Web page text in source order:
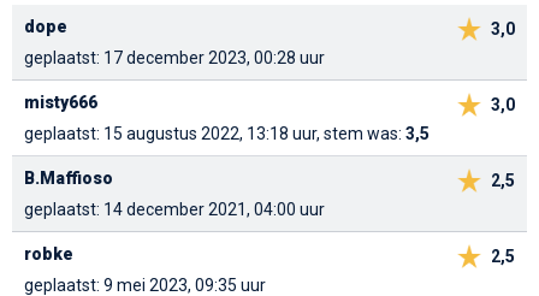
3,0
dope
geplaatst: 17 december 2023, 00:28 uur
3,0
misty666
geplaatst: 15 augustus 2022, 13:18 uur, stem was: 3,5
2,5
B.Maffioso
geplaatst: 14 december 2021, 04:00 uur
2,5
robke
geplaatst: 9 mei 2023, 09:35 uur